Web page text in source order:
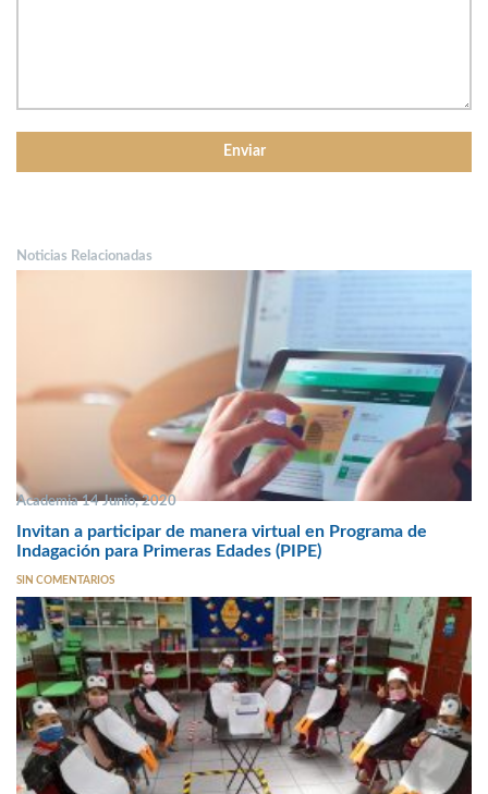
Noticias Relacionadas
Academia 14 Junio, 2020
Invitan a participar de manera virtual en Programa de
Indagación para Primeras Edades (PIPE)
SIN COMENTARIOS